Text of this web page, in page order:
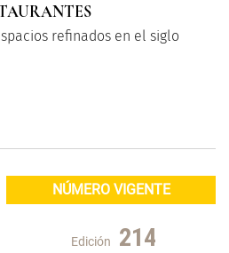
refinados en el siglo
NÚMERO VIGENTE
Edición 214